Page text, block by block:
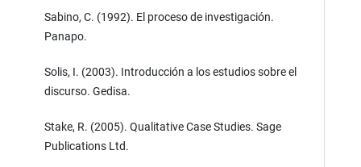
Sabino, C. (1992). El proceso de investigación.
Panapo.
Solis, I. (2003). Introducción a los estudios sobre el
discurso. Gedisa.
Stake, R. (2005). Qualitative Case Studies. Sage
Publications Ltd.